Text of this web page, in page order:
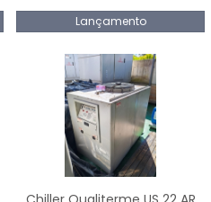
Lançamento